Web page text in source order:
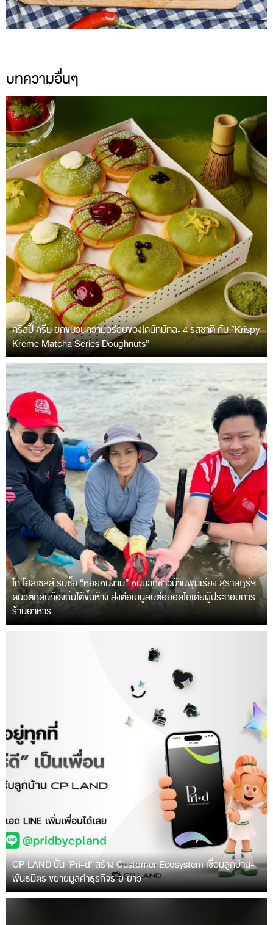
บทความอื่นๆ
คริสปี้ ครีม ยกขบวนความอร่อยของโดนัทมัทฉะ 4 รสชาติ กับ “Krispy
Kreme Matcha Series Doughnuts”
โก โฮลเซลล์ รับซื้อ “หอยหินงาม” หนุนวิถีชาวบ้านพุมเรียง สุราษฎร์ฯ
ดันวัตถุดิบท้องถิ่นใต้ขึ้นห้าง ส่งต่อเมนูลับต่อยอดไอเดียผู้ประกอบการ
ร้านอาหาร
CP LAND ปั้น ‘Pri-d’ สร้าง Customer Ecosystem เชื่อมลูกบ้าน-
พันธมิตร ขยายมูลค่าธุรกิจระยะยาว